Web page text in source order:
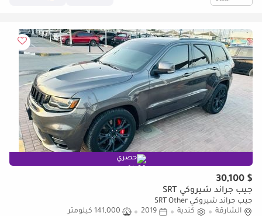
حصري
$ 30,100
جيب جراند شيروكي SRT
جيب جراند شيروكي SRT Other
الشارقة
كندية 2019
141,000 كيلومتر